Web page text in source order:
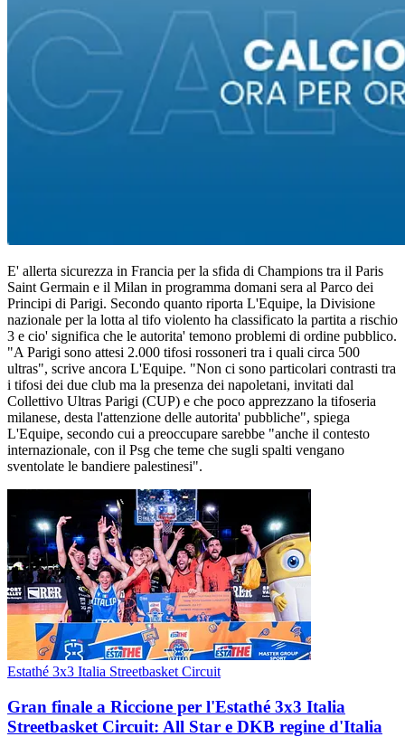
E' allerta sicurezza in Francia per la sfida di Champions tra il Paris
Saint Germain e il Milan in programma domani sera al Parco dei
Principi di Parigi. Secondo quanto riporta L'Equipe, la Divisione
nazionale per la lotta al tifo violento ha classificato la partita a rischio
3 e cio' significa che le autorita' temono problemi di ordine pubblico.
"A Parigi sono attesi 2.000 tifosi rossoneri tra i quali circa 500
ultras", scrive ancora L'Equipe. "Non ci sono particolari contrasti tra
i tifosi dei due club ma la presenza dei napoletani, invitati dal
Collettivo Ultras Parigi (CUP) e che poco apprezzano la tifoseria
milanese, desta l'attenzione delle autorita' pubbliche", spiega
L'Equipe, secondo cui a preoccupare sarebbe "anche il contesto
internazionale, con il Psg che teme che sugli spalti vengano
sventolate le bandiere palestinesi".
Estathé 3x3 Italia Streetbasket Circuit
Gran finale a Riccione per l'Estathé 3x3 Italia
Streetbasket Circuit: All Star e DKB regine d'Italia